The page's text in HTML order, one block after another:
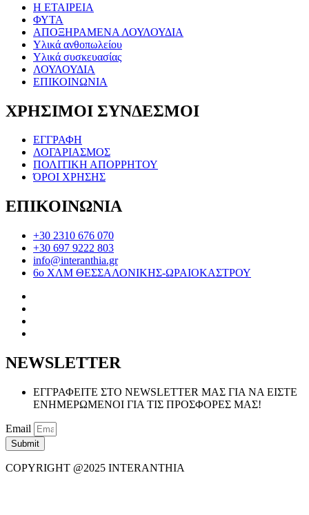
Η ΕΤΑΙΡΕΙΑ
ΦΥΤΑ
ΑΠΟΞΗΡΑΜΕΝΑ ΛΟΥΛΟΥΔΙΑ
Υλικά ανθοπωλείου
Υλικά συσκευασίας
ΛΟΥΛΟΥΔΙΑ
ΕΠΙΚΟΙΝΩΝΙΑ
ΧΡΗΣΙΜΟΙ ΣΥΝΔΕΣΜΟΙ
ΕΓΓΡΑΦΗ
ΛΟΓΑΡΙΑΣΜΟΣ
ΠΟΛΙΤΙΚΗ ΑΠΟΡΡΗΤΟΥ
ΌΡΟΙ ΧΡΗΣΗΣ
ΕΠΙΚΟΙΝΩΝΙΑ
+30 2310 676 070
+30 697 9222 803
info@interanthia.gr
6ο ΧΛΜ ΘΕΣΣΑΛΟΝΙΚΗΣ-ΩΡΑΙΟΚΑΣΤΡΟΥ
NEWSLETTER
ΕΓΓΡΑΦΕΙΤΕ ΣΤΟ NEWSLETTER ΜΑΣ ΓΙΑ ΝΑ ΕΙΣΤΕ
ΕΝΗΜΕΡΩΜΕΝΟΙ ΓΙΑ ΤΙΣ ΠΡΟΣΦΟΡΕΣ ΜΑΣ!
Email
Submit
COPYRIGHT @2025 INTERANTHIA